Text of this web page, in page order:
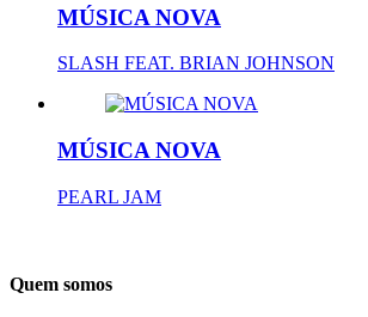
MÚSICA NOVA
SLASH FEAT. BRIAN JOHNSON
MÚSICA NOVA
PEARL JAM
Quem somos